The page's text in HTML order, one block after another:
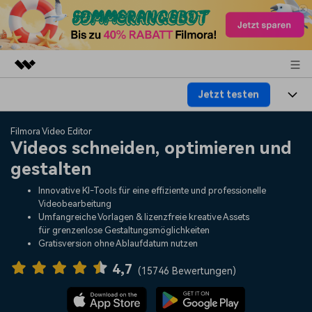
Dienstprogramme
Business
Überblick
Lösungen
Über uns
Presseraum
Support
Jetzt testen
Produkte
Plattformen
Funktionen
Assets
KI
Video/Foto
Audio
Lösungen
Video-Lösungen
Ressourcen
Video-Prompts
Über 100 heiße Video-
Meisterkurs
Beherrschen Sie
Hilfe-Center
Erste Schritte
Filmora Video Editor
Videos schneiden, optimieren und
gestalten
Innovative KI-Tools für eine effiziente und professionelle
Videobearbeitung
Umfangreiche Vorlagen & lizenzfreie kreative Assets
für grenzenlose Gestaltungsmöglichkeiten
Gratisversion ohne Ablaufdatum nutzen
4,7 (15746 Bewertungen)